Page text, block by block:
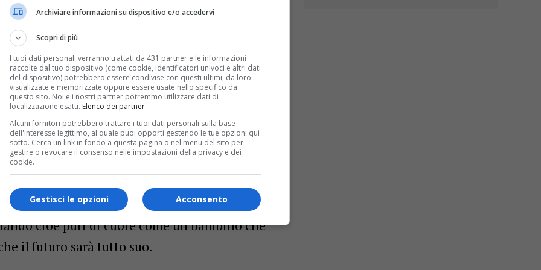
donne che l’hanno utilizzata, come
Salutant la Filumena
ieri, hanno i loro “riti collettivi”, che le
perché sanno che purtroppo non è
piano, piano: “Vèn nocc”.I ricordi di uno
che fece un incontro particolare con la:
a quelli di: “ Valsesia ferìa” , dal “
Covid” dla
infierito duramente in valle, come se fosse:
a far cessare se non tornando a:
cioè puri di cuore come un bambino che
il futuro sarà tutto suo.
Archiviare informazioni su dispositivo e/o accedervi
Scopri di più
I tuoi dati personali verranno trattati da 431 partner e le informazioni
raccolte dal tuo dispositivo (come cookie, identificatori univoci e altri dati
del dispositivo) potrebbero essere condivise con questi ultimi, da loro
visualizzate e memorizzate oppure essere usate nello specifico da
questo sito. Noi e i nostri partner potremmo utilizzare dati di
localizzazione esatti. Elenco dei partner.
Alcuni fornitori potrebbero trattare i tuoi dati personali sulla base
dell'interesse legittimo, al quale puoi opporti gestendo le tue opzioni qui
sotto. Cerca un link in fondo a questa pagina o nel menu del sito per
gestire o revocare il consenso nelle impostazioni della privacy e dei
cookie.
Acconsento
Gestisci le opzioni